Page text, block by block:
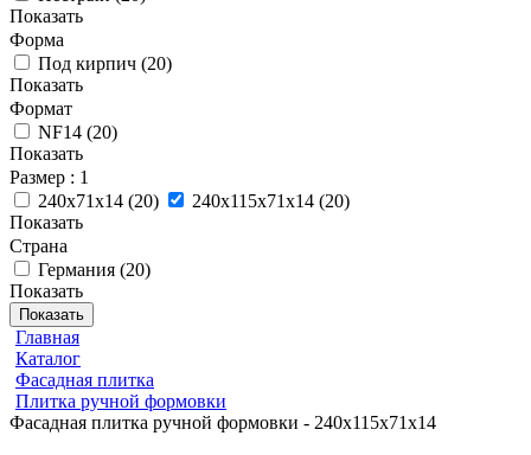
Показать
Форма
Под кирпич (20)
Показать
Формат
NF14 (20)
Показать
Размер : 1
240x71x14 (20) 240x115x71x14 (20)
Показать
Страна
Германия (20)
Показать
Показать
Главная
Каталог
Фасадная плитка
Плитка ручной формовки
Фасадная плитка ручной формовки - 240x115x71x14